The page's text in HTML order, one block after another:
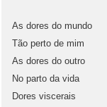
As dores do mundo
Tão perto de mim
As dores do outro
No parto da vida
Dores viscerais